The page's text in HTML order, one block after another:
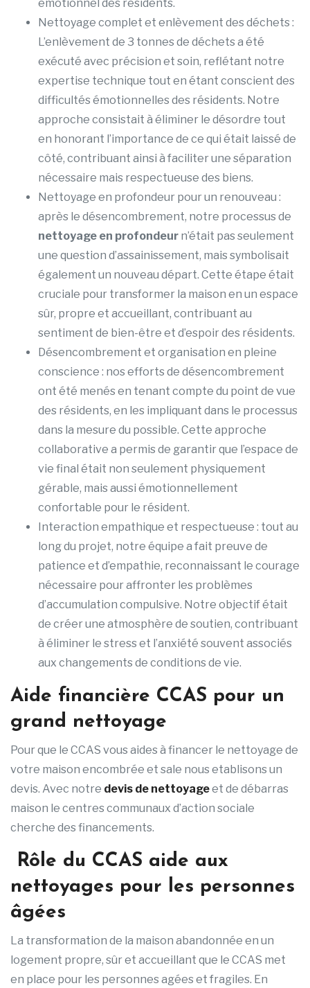
émotionnel des résidents.
Nettoyage complet et enlèvement des déchets :
L’enlèvement de 3 tonnes de déchets a été
exécuté avec précision et soin, reflétant notre
expertise technique tout en étant conscient des
difficultés émotionnelles des résidents. Notre
approche consistait à éliminer le désordre tout
en honorant l’importance de ce qui était laissé de
côté, contribuant ainsi à faciliter une séparation
nécessaire mais respectueuse des biens.
Nettoyage en profondeur pour un renouveau :
après le désencombrement, notre processus de
nettoyage en profondeur n’était pas seulement
une question d’assainissement, mais symbolisait
également un nouveau départ. Cette étape était
cruciale pour transformer la maison en un espace
sûr, propre et accueillant, contribuant au
sentiment de bien-être et d’espoir des résidents.
Désencombrement et organisation en pleine
conscience : nos efforts de désencombrement
ont été menés en tenant compte du point de vue
des résidents, en les impliquant dans le processus
dans la mesure du possible. Cette approche
collaborative a permis de garantir que l’espace de
vie final était non seulement physiquement
gérable, mais aussi émotionnellement
confortable pour le résident.
Interaction empathique et respectueuse : tout au
long du projet, notre équipe a fait preuve de
patience et d’empathie, reconnaissant le courage
nécessaire pour affronter les problèmes
d’accumulation compulsive. Notre objectif était
de créer une atmosphère de soutien, contribuant
à éliminer le stress et l’anxiété souvent associés
aux changements de conditions de vie.
Aide financière CCAS pour un
grand nettoyage
Pour que le CCAS vous aides à financer le nettoyage de
votre maison encombrée et sale nous etablisons un
devis. Avec notre devis de nettoyageet de débarras
maison le centres communaux d’action sociale
cherche des financements.
Rôle du CCAS aide aux
nettoyages pour les personnes
âgées
La transformation de la maison abandonnée en un
logement propre, sûr et accueillant que le CCAS met
en place pour les personnes agées et fragiles. En